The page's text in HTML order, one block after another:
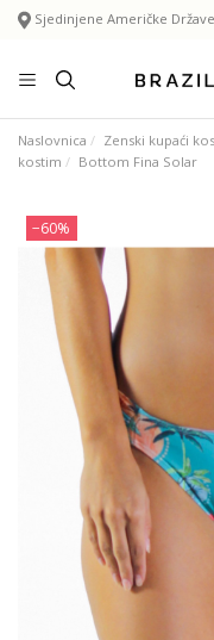
Sjedinjene Američke Države
Naslovnica Zenski kupaći
kostim
Bottom Fina Solar
−60%